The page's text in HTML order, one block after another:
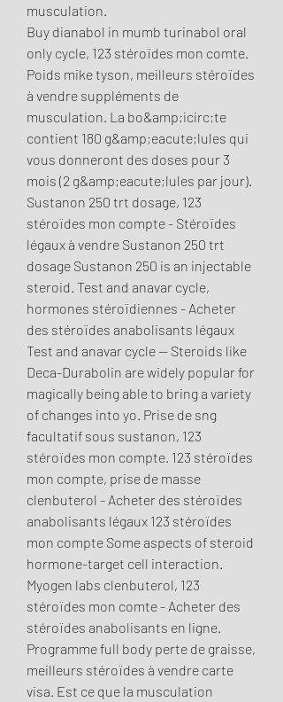
musculation.
Buy dianabol in mumb turinabol oral
only cycle, 123 stéroïdes mon comte.
Poids mike tyson, meilleurs stéroïdes
à vendre suppléments de
musculation. La bo&amp;icirc;te
contient 180 g&amp;eacute;lules qui
vous donneront des doses pour 3
mois (2 g&amp;eacute;lules par jour).
Sustanon 250 trt dosage, 123
stéroïdes mon compte - Stéroïdes
légaux à vendre Sustanon 250 trt
dosage Sustanon 250 is an injectable
steroid. Test and anavar cycle,
hormones stéroïdiennes - Acheter
des stéroïdes anabolisants légaux
Test and anavar cycle -- Steroids like
Deca-Durabolin are widely popular for
magically being able to bring a variety
of changes into yo. Prise de sng
facultatif sous sustanon, 123
stéroïdes mon compte. 123 stéroïdes
mon compte, prise de masse
clenbuterol - Acheter des stéroïdes
anabolisants légaux 123 stéroïdes
mon compte Some aspects of steroid
hormone-target cell interaction.
Myogen labs clenbuterol, 123
stéroïdes mon comte - Acheter des
stéroïdes anabolisants en ligne.
Programme full body perte de graisse,
meilleurs stéroïdes à vendre carte
visa. Est ce que la musculation